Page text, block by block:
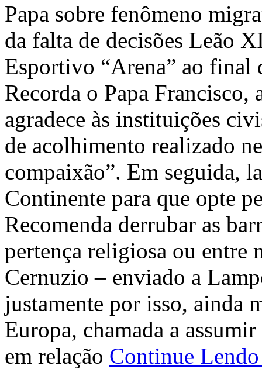
Papa sobre fenômeno
da falta de decisões Leão
Esportivo “Arena” ao final
Recorda o Papa
agradece às instituições
de acolhimento realizado
compaixão”. Em seguida,
Continente para que opte
Recomenda derrubar as
pertença religiosa ou entre
Cernuzio – enviado a
justamente por isso, ainda
Europa, chamada a
em relação Continue